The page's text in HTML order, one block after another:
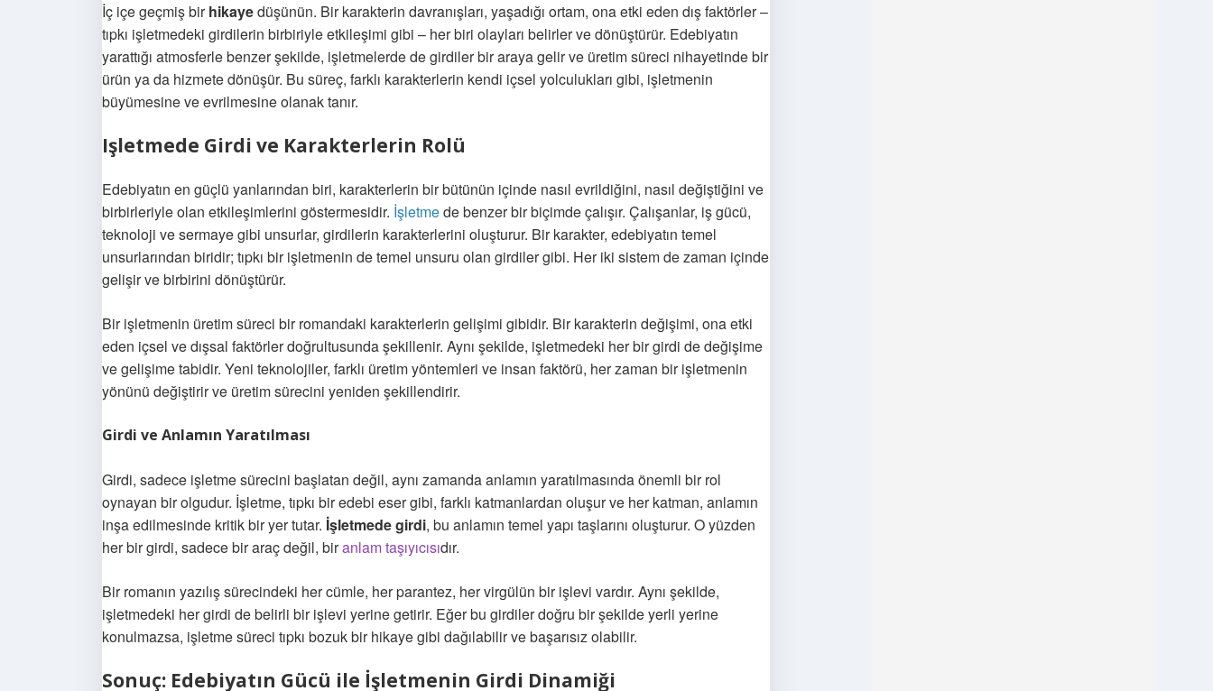
İç içe geçmiş birhikayedüşünün. Bir karakterin davranışları, yaşadığı ortam, ona etki eden dış faktörler –
tıpkı işletmedeki girdilerin birbiriyle etkileşimi gibi – her biri olayları belirler ve dönüştürür. Edebiyatın
yarattığı atmosferle benzer şekilde, işletmelerde de girdiler bir araya gelir ve üretim süreci nihayetinde bir
ürün ya da hizmete dönüşür. Bu süreç, farklı karakterlerin kendi içsel yolculukları gibi, işletmenin
büyümesine ve evrilmesine olanak tanır.
Işletmede Girdi ve Karakterlerin Rolü
Edebiyatın en güçlü yanlarından biri, karakterlerin bir bütünün içinde nasıl evrildiğini, nasıl değiştiğini ve
birbirleriyle olan etkileşimlerini göstermesidir. İşletmede benzer bir biçimde çalışır. Çalışanlar, iş gücü,
teknoloji ve sermaye gibi unsurlar, girdilerin karakterlerini oluşturur. Bir karakter, edebiyatın temel
unsurlarından biridir; tıpkı bir işletmenin de temel unsuru olan girdiler gibi. Her iki sistem de zaman içinde
gelişir ve birbirini dönüştürür.
Bir işletmenin üretim süreci bir romandaki karakterlerin gelişimi gibidir. Bir karakterin değişimi, ona etki
eden içsel ve dışsal faktörler doğrultusunda şekillenir. Aynı şekilde, işletmedeki her bir girdi de değişime
ve gelişime tabidir. Yeni teknolojiler, farklı üretim yöntemleri ve insan faktörü, her zaman bir işletmenin
yönünü değiştirir ve üretim sürecini yeniden şekillendirir.
Girdi ve Anlamın Yaratılması
Girdi, sadece işletme sürecini başlatan değil, aynı zamanda anlamın yaratılmasında önemli bir rol
oynayan bir olgudur. İşletme, tıpkı bir edebi eser gibi, farklı katmanlardan oluşur ve her katman, anlamın
inşa edilmesinde kritik bir yer tutar. İşletmede girdi, bu anlamın temel yapı taşlarını oluşturur. O yüzden
her bir girdi, sadece bir araç değil, biranlam taşıyıcısıdır.
Bir romanın yazılış sürecindeki her cümle, her parantez, her virgülün bir işlevi vardır. Aynı şekilde,
işletmedeki her girdi de belirli bir işlevi yerine getirir. Eğer bu girdiler doğru bir şekilde yerli yerine
konulmazsa, işletme süreci tıpkı bozuk bir hikaye gibi dağılabilir ve başarısız olabilir.
Sonuç: Edebiyatın Gücü ile İşletmenin Girdi Dinamiği